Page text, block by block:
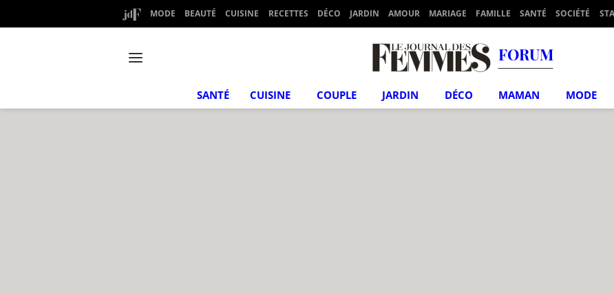
MODE BEAUTÉ CUISINE RECETTES DÉCO JARDIN AMOUR MARIAGE FAMILLE SANTÉ SOCIÉTÉ
FORUM
SANTÉ CUISINE COUPLE JARDIN DÉCO MAMAN MODE